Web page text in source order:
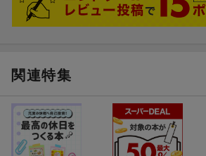
関連特集